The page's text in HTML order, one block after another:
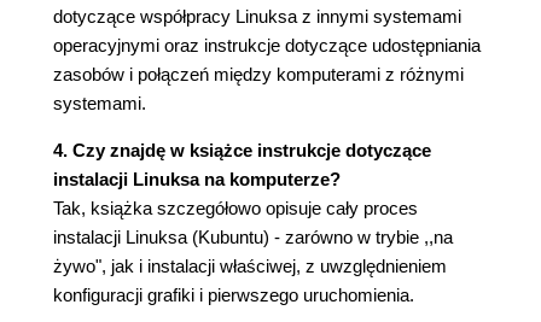
Aby zmienić właściwości pliku lub folderu (97)
Konqueror (101)
Menedżer plików MC (103)
Software Management (104)
Instalacja MC za pomocą konsoli (107)
Uruchomienie MC (108)
Rozdział 5. Sieć lokalna, czyli w jedności siła (109)
Adres IP (109)
Brama sieciowa (111)
dotyczące współpracy Linuksa z innymi systemami
operacyjnymi oraz instrukcje dotyczące udostępniania
zasobów i połączeń między komputerami z różnymi
systemami.
4. Czy znajdę w książce instrukcje dotyczące
instalacji Linuksa na komputerze?
Tak, książka szczegółowo opisuje cały proces
instalacji Linuksa (Kubuntu) - zarówno w trybie ,,na
żywo", jak i instalacji właściwej, z uwzględnieniem
konfiguracji grafiki i pierwszego uruchomienia.